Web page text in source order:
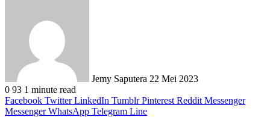
Jemy Saputera 22 Mei 2023
0 93 1 minute read
Facebook Twitter LinkedIn Tumblr Pinterest Reddit Messenger
Messenger WhatsApp Telegram Line